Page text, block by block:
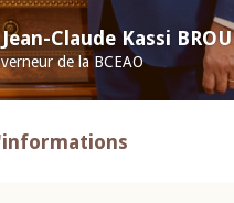
Claude Kassi BROU
de la BCEAO